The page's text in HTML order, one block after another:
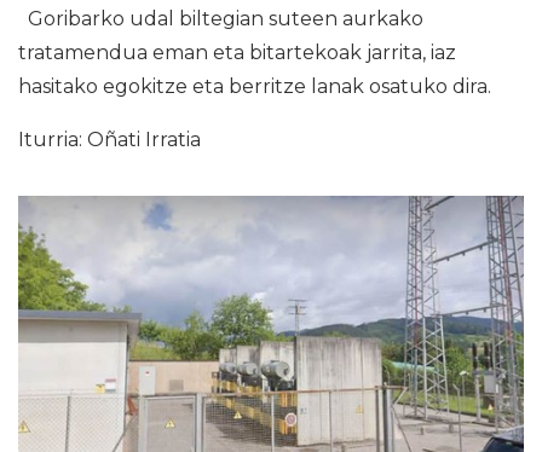
Goribarko udal biltegian suteen aurkako
tratamendua eman eta bitartekoak jarrita, iaz
hasitako egokitze eta berritze lanak osatuko dira.
Iturria: Oñati Irratia